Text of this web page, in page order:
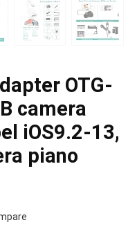
OTG-
camera
iOS9.2-13,
piano